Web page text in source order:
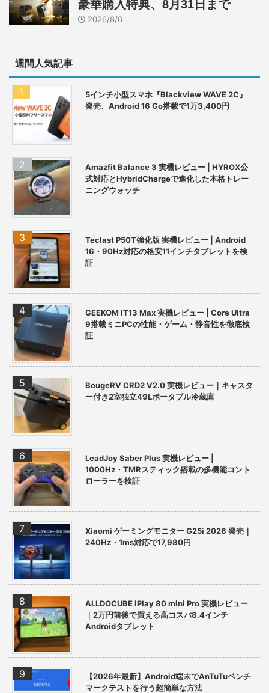
豪華購入特典、8月31日まで
2026/8/6
週間人気記事
5インチ小型スマホ『Blackview WAVE 2C』
発売、Android 16 Go搭載で1万3,400円
Amazfit Balance 3 実機レビュー | HYROX公
式対応とHybridChargeで進化した本格トレー
ニングウォッチ
Teclast P50T強化版 実機レビュー | Android
16・90Hz対応の格安11インチタブレットを検
証
GEEKOM IT13 Max 実機レビュー | Core Ultra
9搭載ミニPCの性能・ゲーム・静音性を徹底検
証
BougeRV CRD2 V2.0 実機レビュー｜キャスタ
ー付き2室独立49Lポータブル冷蔵庫
LeadJoy Saber Plus 実機レビュー |
1000Hz・TMRスティック搭載の多機能コント
ローラーを検証
Xiaomi ゲーミングモニター G25i 2026 発売｜
240Hz・1ms対応で17,980円
ALLDOCUBE iPlay 80 mini Pro 実機レビュー
｜2万円前後で買える高コスパ8.4インチ
Androidタブレット
【2026年最新】Android端末でAnTuTuベンチ
マークテストを行う超簡単な方法